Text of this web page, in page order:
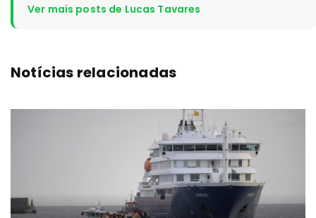
Ver mais posts de Lucas Tavares
Notícias relacionadas